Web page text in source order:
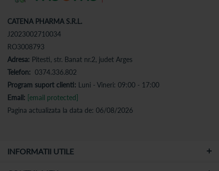
CATENA PHARMA S.R.L.
J2023002710034
RO3008793
Adresa: Pitesti, str. Banat nr.2, judet Arges
Telefon: 0374.336.802
Program suport clienti: Luni - Vineri: 09:00 - 17:00
Email: [email protected]
Pagina actualizata la data de: 06/08/2026
INFORMATII UTILE